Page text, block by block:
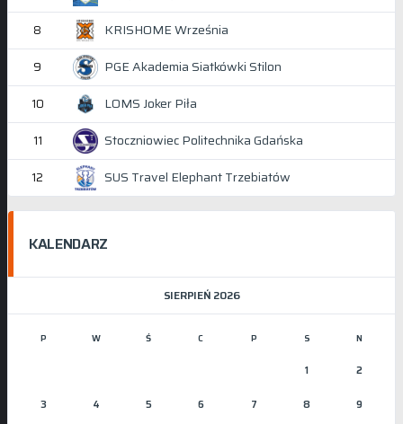
8 KRISHOME Września
9 PGE Akademia Siatkówki Stilon
10 LOMS Joker Piła
11 Stoczniowiec Politechnika Gdańska
12 SUS Travel Elephant Trzebiatów
KALENDARZ
SIERPIEŃ 2026
P W Ś C P S N
1 2
3 4 5 6 7 8 9